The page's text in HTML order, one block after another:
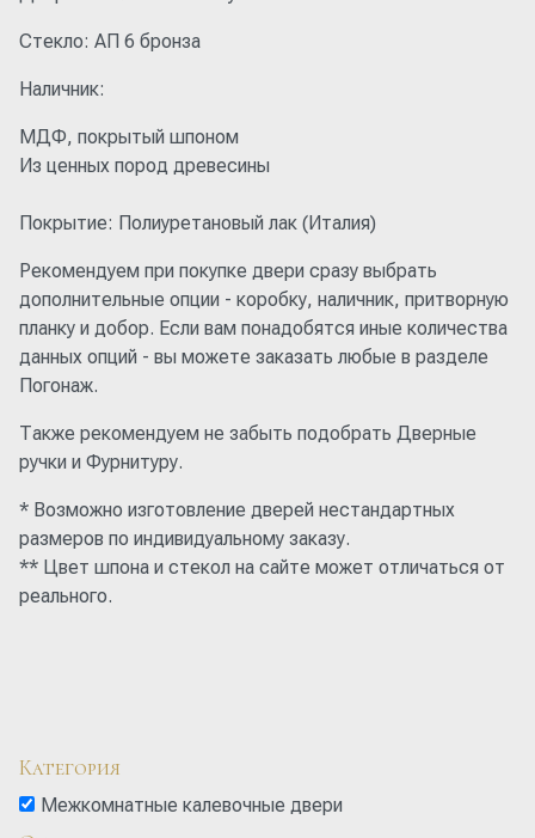
Стекло: АП 6 бронза
Наличник:
МДФ, покрытый шпоном
Из ценных пород древесины
Покрытие: Полиуретановый лак (Италия)
Рекомендуем при покупке двери сразу выбрать
дополнительные опции - коробку, наличник, притворную
планку и добор. Если вам понадобятся иные количества
данных опций - вы можете заказать любые в разделе
Погонаж.
Также рекомендуем не забыть подобрать Дверные
ручки и Фурнитуру.
* Возможно изготовление дверей нестандартных
размеров по индивидуальному заказу.
** Цвет шпона и стекол на сайте может отличаться от
реального.
Категория
Межкомнатные калевочные двери